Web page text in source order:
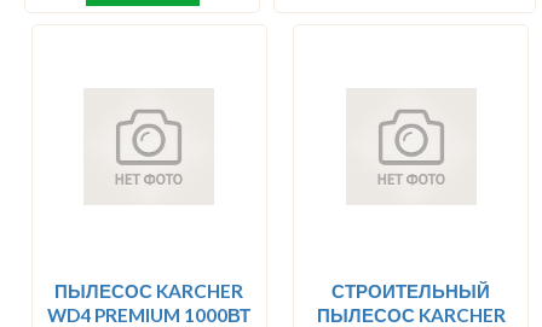
ПЫЛЕСОС KARCHER
WD4 PREMIUM 1000ВТ
СТРОИТЕЛЬНЫЙ
ПЫЛЕСОС KARCHER